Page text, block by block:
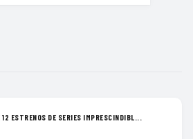
12 ESTRENOS DE SERIES IMPRESCINDIBL...